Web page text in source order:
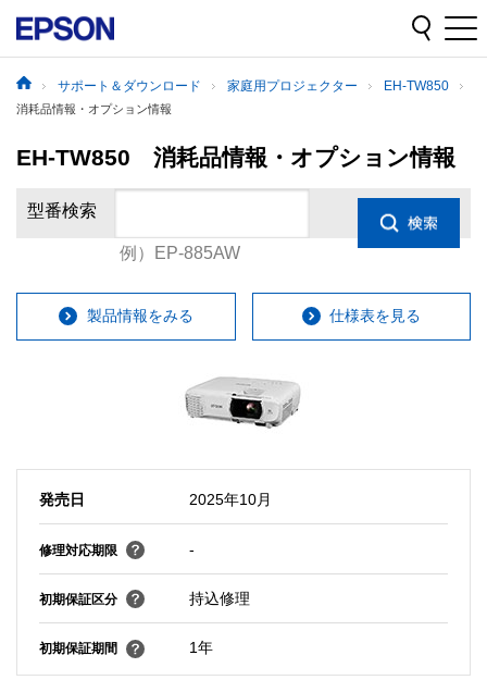
サポート＆ダウンロード 家庭用プロジェクター EH-TW850
消耗品情報・オプション情報
EH-TW850 消耗品情報・オプション情報
型番検索
例）EP-885AW
製品情報をみる 仕様表を見る
発売日 2025年10月
修理対応期限 -
初期保証区分 持込修理
初期保証期間 1年